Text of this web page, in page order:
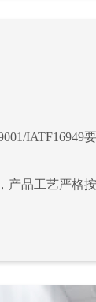
IATF16949要
产品工艺严格